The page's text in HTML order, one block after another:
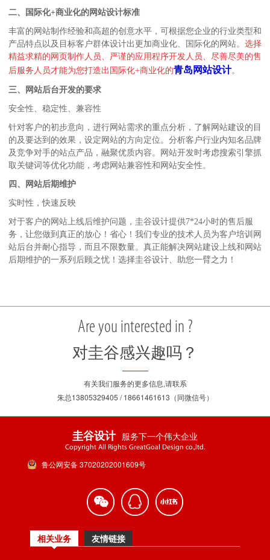
二、国际化+商业化的网站设计标准
丰富的网站制作经验和高超的创意水平，可根据您企业的行业类型和
产品特点以及目标客户群体设计出更加商业化、国际化的网站。 选择
精益求精的网页制作人员、严谨的应用程序开发人员、尽善尽美的售
后服务人员才能为您打造出国际化+商业化的青岛网站设计。
三、网站后台开发的要求
安全性、稳定性、兼容性
针对客户的初步意向，进行网站需求的重点分析，了解网站建设的目
的及要达到的效果，设定网站的方向定位。分析客户行业内知名品牌
及竞争对手的站点产品，融聚优质内容。网站开发时考虑搜索引擎抓
取关键词等优化功能，考虑网站兼容性和网站安全性。
四、网站后期维护
实时性，快速反映
对于客户的网站上线后维护问题，圭谷设计提供7*24小时的售后服
务，让您做到真正的放心！省心！我们专业的技术人员为客户培训网
站后台并耐心指导，而且不限数量。真正能解决网站建设上线和网站
后期维护的一系列后顾之忧！选择圭谷设计、助您一臂之力！
Are you interested in ?
对圭谷感兴趣吗？
有关我们服务的更多信息,请联系
朱总13805329405 / 18661461613（同微信号）
圭谷设计 服务下一个伟大企业
Copyright All Rights GreatGoal Design co.,ltd.
鲁公网安备 37020202001609号
相关业务 友情链接